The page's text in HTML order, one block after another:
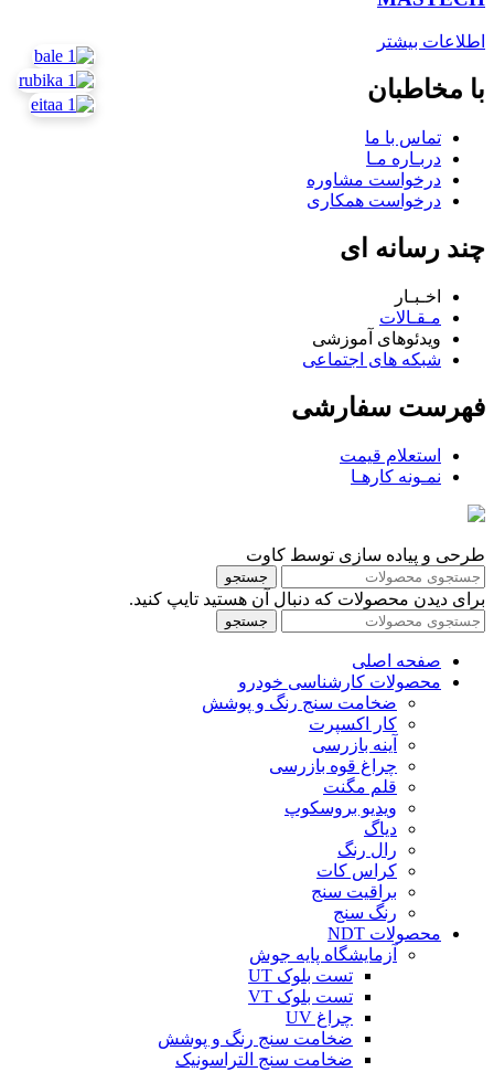
اطلاعات بیشتر
با مخاطبان
تماس با ما
دربـاره مـا
درخواست مشاوره
درخواست همکاری
چند رسانه ای
اخـبـار
مـقـالات
ویدئوهای آموزشی
شبکه های اجتماعی
فهرست سفارشی
استعلام قیمت
نمـونه کارهـا
طرحی و پیاده سازی توسط کاوت
جستجو
برای دیدن محصولات که دنبال آن هستید تایپ کنید.
جستجو
صفحه اصلی
محصولات کارشناسی خودرو
ضخامت سنج رنگ و پوشش
کار اکسپرت
آینه بازرسی
چراغ قوه بازرسی
قلم مگنت
ویدیو بروسکوپ
دیاگ
رال رنگ
کراس کات
براقیت سنج
رنگ سنج
محصولات NDT
آزمایشگاه پایه جوش
تست بلوک UT
تست بلوک VT
چراغ UV
ضخامت سنج رنگ و پوشش
ضخامت سنج التراسونیک